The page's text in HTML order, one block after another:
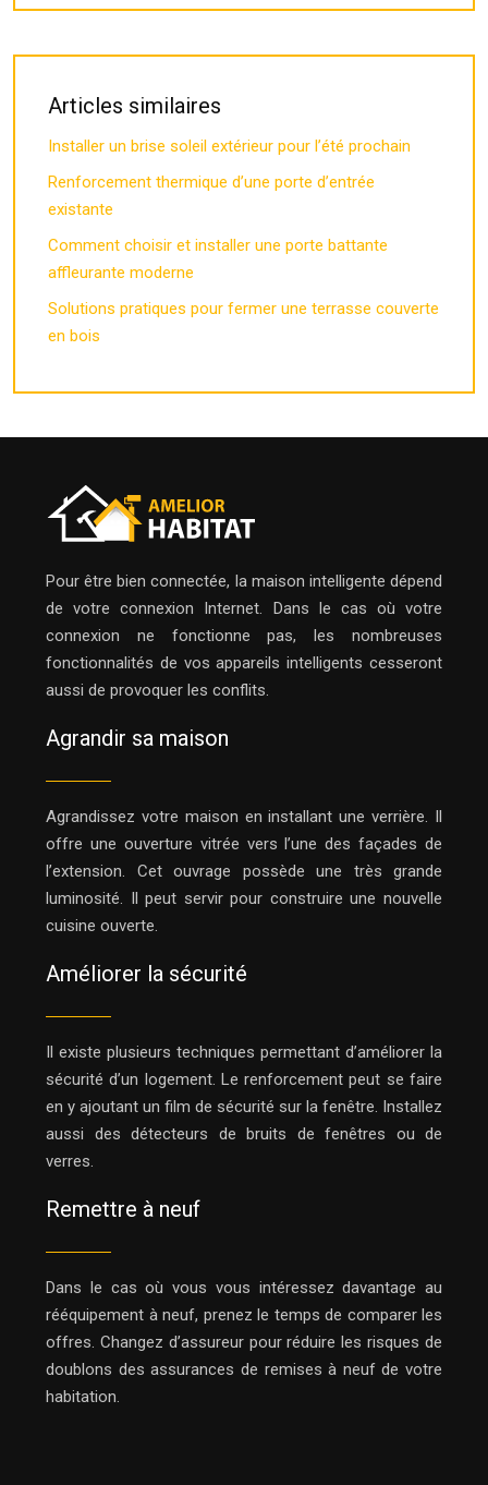
Articles similaires
Installer un brise soleil extérieur pour l’été prochain
Renforcement thermique d’une porte d’entrée
existante
Comment choisir et installer une porte battante
affleurante moderne
Solutions pratiques pour fermer une terrasse couverte
en bois
Pour être bien connectée, la maison intelligente dépend
de votre connexion Internet. Dans le cas où votre
connexion ne fonctionne pas, les nombreuses
fonctionnalités de vos appareils intelligents cesseront
aussi de provoquer les conflits.
Agrandir sa maison
Agrandissez votre maison en installant une verrière. Il
offre une ouverture vitrée vers l’une des façades de
l’extension. Cet ouvrage possède une très grande
luminosité. Il peut servir pour construire une nouvelle
cuisine ouverte.
Améliorer la sécurité
Il existe plusieurs techniques permettant d’améliorer la
sécurité d’un logement. Le renforcement peut se faire
en y ajoutant un film de sécurité sur la fenêtre. Installez
aussi des détecteurs de bruits de fenêtres ou de
verres.
Remettre à neuf
Dans le cas où vous vous intéressez davantage au
rééquipement à neuf, prenez le temps de comparer les
offres. Changez d’assureur pour réduire les risques de
doublons des assurances de remises à neuf de votre
habitation.